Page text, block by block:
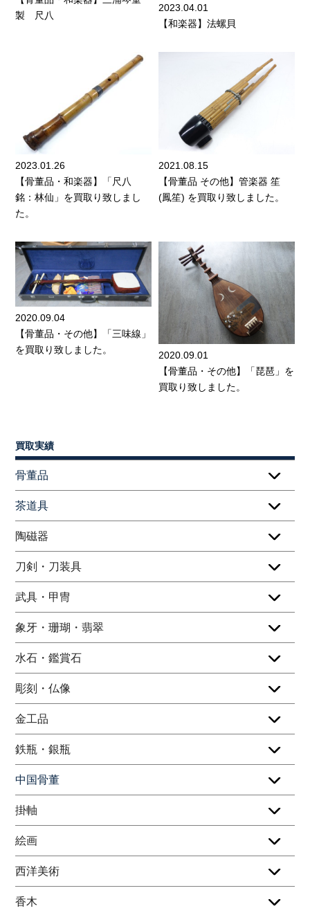
製 尺八
2023.04.01
【和楽器】法螺貝
2023.01.26
【骨董品・和楽器】「尺八
銘：林仙」を買取り致しまし
た。
2021.08.15
【骨董品 その他】管楽器 笙
(鳳笙) を買取り致しました。
2020.09.04
【骨董品・その他】「三味線」
を買取り致しました。
2020.09.01
【骨董品・その他】「琵琶」を
買取り致しました。
買取実績
骨董品
茶道具
陶磁器
刀剣・刀装具
武具・甲冑
象牙・珊瑚・翡翠
水石・鑑賞石
彫刻・仏像
金工品
鉄瓶・銀瓶
中国骨董
掛軸
絵画
西洋美術
香木